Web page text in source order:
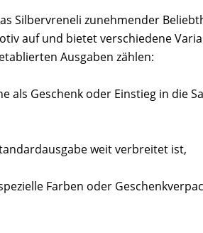
Silbervreneli zunehmender
auf und bietet verschiedene
Ausgaben zählen:
als Geschenk oder Einstieg in die
weit verbreitet ist,
Farben oder